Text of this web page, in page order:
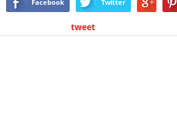
Facebook Twitter
tweet